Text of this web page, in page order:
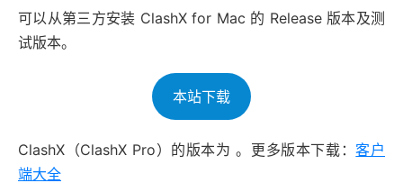
可以从第三方安装 ClashX for Mac 的 Release 版本及测
试版本。
本站下载
ClashX（ClashX Pro）的版本为 。更多版本下载：客户
端大全